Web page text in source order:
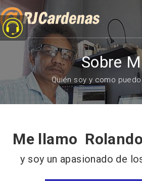
Sobre
Quién soy y como
Me llamo
y soy un apasionado de